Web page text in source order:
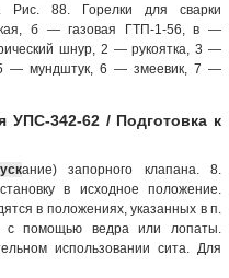
Рис. 88. Горелки для сварки
б — газовая ГТП-1-56, в —
шнур, 2 — рукоятка, 3 —
5 — мундштук, 6 — змеевик, 7 —
УПС-342-62 / Подготовка к
ание) запорного клапана. 8.
в исходное положение.
в положениях, указанных в п.
с помощью ведра или лопаты.
использовании сита. Для